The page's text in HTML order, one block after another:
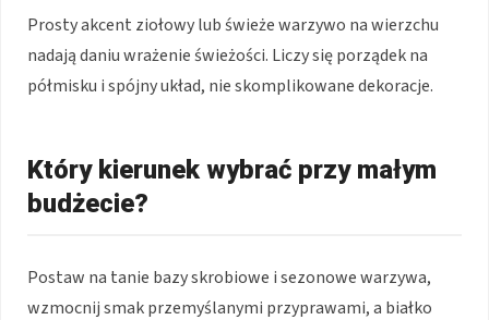
Prosty akcent ziołowy lub świeże warzywo na wierzchu
nadają daniu wrażenie świeżości. Liczy się porządek na
półmisku i spójny układ, nie skomplikowane dekoracje.
Który kierunek wybrać przy małym
budżecie?
Postaw na tanie bazy skrobiowe i sezonowe warzywa,
wzmocnij smak przemyślanymi przyprawami, a białko